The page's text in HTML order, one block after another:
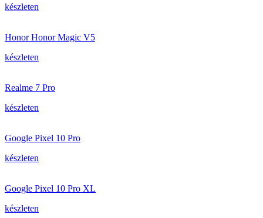
készleten
Honor Honor Magic V5
készleten
Realme 7 Pro
készleten
Google Pixel 10 Pro
készleten
Google Pixel 10 Pro XL
készleten